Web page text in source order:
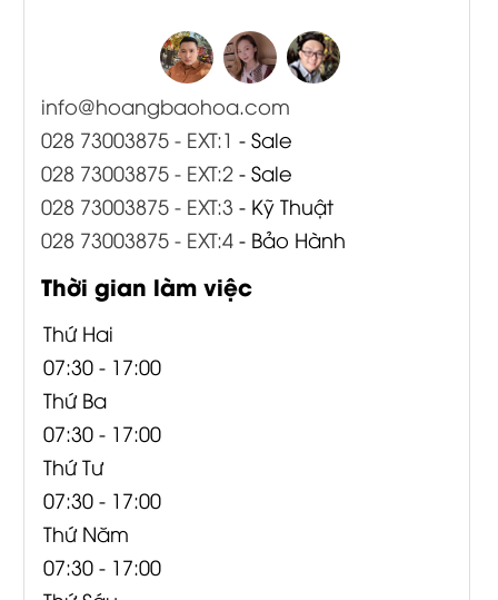
info@hoangbaohoa.com
028 73003875 - EXT:1 - Sale
028 73003875 - EXT:2- Sale
028 73003875 - EXT:3 - Kỹ Thuật
028 73003875 - EXT:4- Bảo Hành
Thời gian làm việc
Thứ Hai
07:30 - 17:00
Thứ Ba
07:30 - 17:00
Thứ Tư
07:30 - 17:00
Thứ Năm
07:30 - 17:00